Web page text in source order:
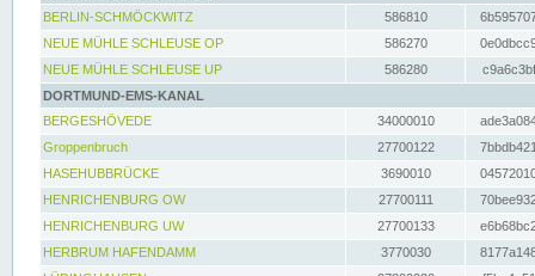
BERLIN-SCHMÖCKWITZ
586810
NEUE MÜHLE SCHLEUSE OP
586270
NEUE MÜHLE SCHLEUSE UP
586280
DORTMUND-EMS-KANAL
BERGESHÖVEDE
34000010
Groppenbruch
27700122
HASEHUBBRÜCKE
3690010
HENRICHENBURG OW
27700111
HENRICHENBURG UW
27700133
HERBRUM HAFENDAMM
3770030